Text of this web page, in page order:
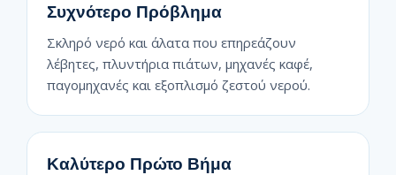
Συχνότερο Πρόβλημα
Σκληρό νερό και άλατα που επηρεάζουν
λέβητες, πλυντήρια πιάτων, μηχανές καφέ,
παγομηχανές και εξοπλισμό ζεστού νερού.
Καλύτερο Πρώτο Βήμα